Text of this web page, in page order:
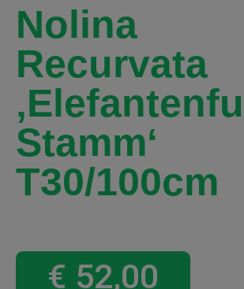
Nolina
Recurvata
Stamm‘
T30/100cm
€ 52,00